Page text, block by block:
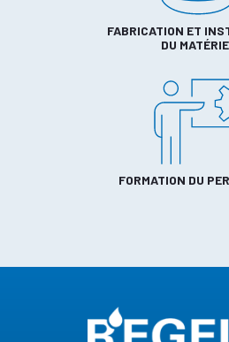
FABRICATION ET
DU
FORMATION DU